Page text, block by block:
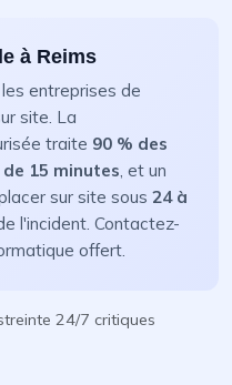
à Reims
entreprises de
site. La
traite 90 % des
15 minutes, et un
sur site sous 24 à
l'incident. Contactez-
offert.
24/7 critiques